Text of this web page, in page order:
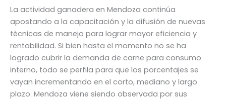
La actividad ganadera en Mendoza continúa
apostando a la capacitación y la difusión de nuevas
técnicas de manejo para lograr mayor eficiencia y
rentabilidad. Si bien hasta el momento no se ha
logrado cubrir la demanda de carne para consumo
interno, todo se perfila para que los porcentajes se
vayan incrementando en el corto, mediano y largo
plazo. Mendoza viene siendo observada por sus